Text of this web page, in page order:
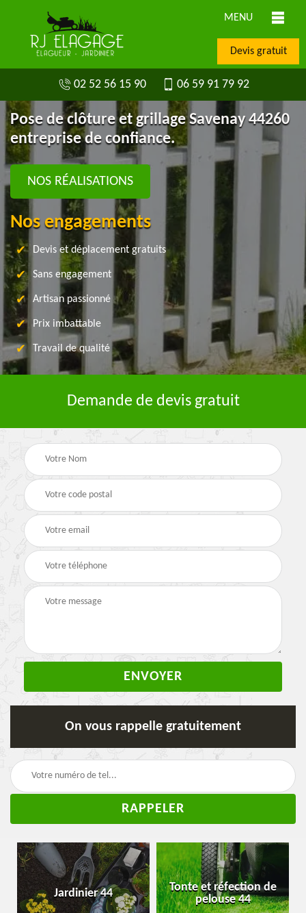
MENU
Devis gratuit
02 52 56 15 90 06 59 91 79 92
Pose de clôture et grillage Savenay 44260
entreprise de confiance.
NOS RÉALISATIONS
Nos engagements
Devis et déplacement gratuits
Sans engagement
Artisan passionné
Prix imbattable
Travail de qualité
Demande de devis gratuit
On vous rappelle gratuitement
Jardinier 44
Tonte et réfection de
pelouse 44